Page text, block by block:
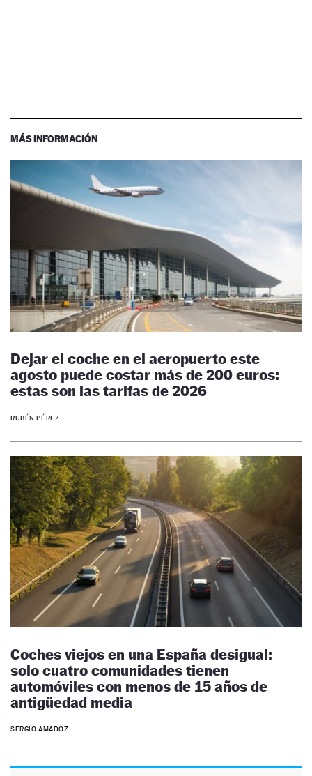
MÁS INFORMACIÓN
Dejar el coche en el aeropuerto este
agosto puede costar más de 200 euros:
estas son las tarifas de 2026
RUBÉN PÉREZ
Coches viejos en una España desigual:
solo cuatro comunidades tienen
automóviles con menos de 15 años de
antigüedad media
SERGIO AMADOZ